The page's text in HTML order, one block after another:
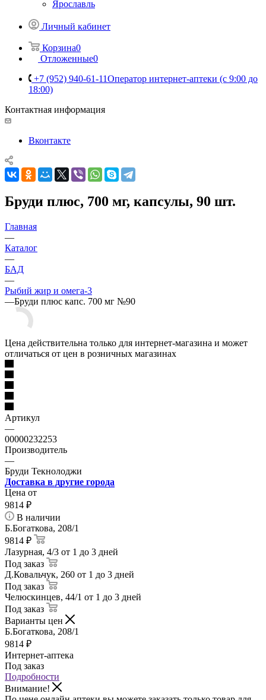
Ярославль
Личный кабинет
Корзина0
Отложенные0
+7 (952) 940-61-11Оператор интернет-аптеки (с 9:00 до
18:00)
Контактная информация
Вконтакте
Бруди плюс, 700 мг, капсулы, 90 шт.
Главная
—
Каталог
—
БАД
—
Рыбий жир и омега-3
—Бруди плюс капс. 700 мг №90
Цена действительна только для интернет-магазина и может
отличаться от цен в розничных магазинах
Артикул
—
00000232253
Производитель
—
Бруди Текнолоджи
Доставка в другие города
Цена от
9814 ₽
В наличии
Б.Богаткова, 208/1
9814 ₽
Лазурная, 4/3 от 1 до 3 дней
Под заказ
Д.Ковальчук, 260 от 1 до 3 дней
Под заказ
Челюскинцев, 44/1 от 1 до 3 дней
Под заказ
Варианты цен
Б.Богаткова, 208/1
9814 ₽
Интернет-аптека
Под заказ
Подробности
Внимание!